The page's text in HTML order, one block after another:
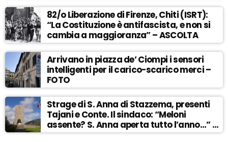
82/o Liberazione di Firenze, Chiti (ISRT):
“La Costituzione è antifascista, e non si
cambia a maggioranza” – ASCOLTA
Arrivano in piazza de’ Ciompi i sensori
intelligenti per il carico-scarico merci –
FOTO
Strage di S. Anna di Stazzema, presenti
Tajani e Conte. Il sindaco: “Meloni
assente? S. Anna aperta tutto l’anno…” –
ASCOLTA